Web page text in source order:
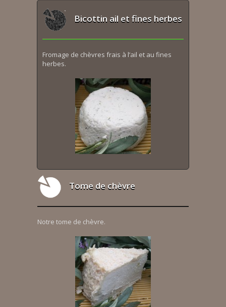
Bicottin ail et fines herbes
Fromage de chèvres frais à l’ail et au fines
herbes.
Tome de chèvre
Notre tome de chèvre.